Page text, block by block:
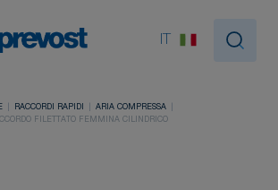
IT
RACCORDI RAPIDI
ARIA COMPRESSA
FILETTATO FEMMINA CILINDRICO